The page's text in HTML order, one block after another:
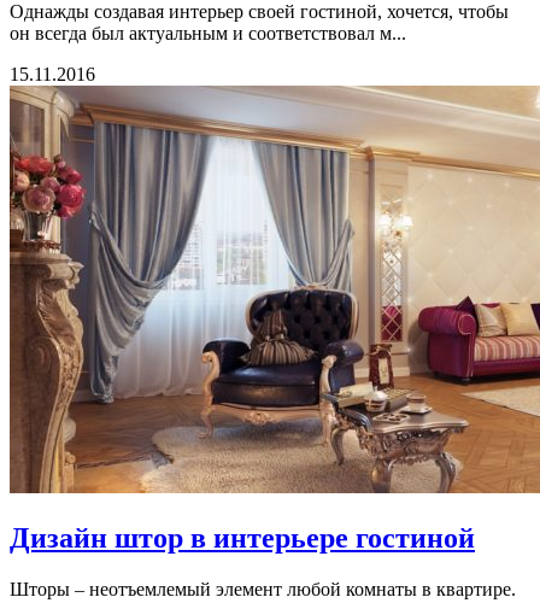
Однажды создавая интерьер своей гостиной, хочется, чтобы
он всегда был актуальным и соответствовал м...
15.11.2016
Дизайн штор в интерьере гостиной
Шторы – неотъемлемый элемент любой комнаты в квартире.